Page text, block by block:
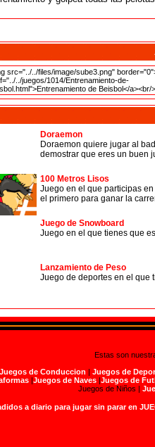
Doraemon
Doraemon quiere jugar al
demostrar que eres un buen
100 Metros Lisos
Juego en el que participas
el primero para ganar la
Juego de Snowboard
Juego en el que tienes que
Lanzamiento de Peso
Juego de deportes en el que
Estas son
Juegos de Conduccion | Juegos de
|Juegos de Naves|Juegos de
Juegos de Niños |
a diario para jugar sin parar en